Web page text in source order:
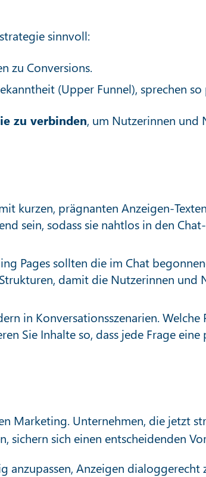
sinnvoll:
zu Conversions.
(Upper Funnel), sprechen
zu verbinden, um Nutzerinnen und
kurzen, prägnanten Anzeigen-
sein, sodass sie nahtlos in den
Pages sollten die im Chat
damit die Nutzerinnen
in Konversationsszenarien.
Sie Inhalte so, dass jede Frage
Marketing. Unternehmen, die jetzt
sichern sich einen entscheidenden
anzupassen, Anzeigen